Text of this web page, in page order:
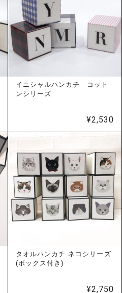
イニシャルハンカチ コット
ンシリーズ
¥2,530
タオルハンカチ ネコシリーズ
(ボックス付き)
¥2,750